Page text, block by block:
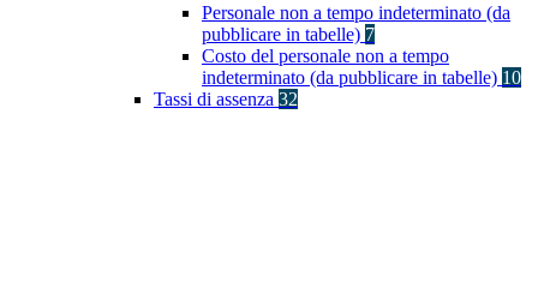
Personale non a tempo indeterminato (da
pubblicare in tabelle) 7
Costo del personale non a tempo
indeterminato (da pubblicare in tabelle) 10
Tassi di assenza 32